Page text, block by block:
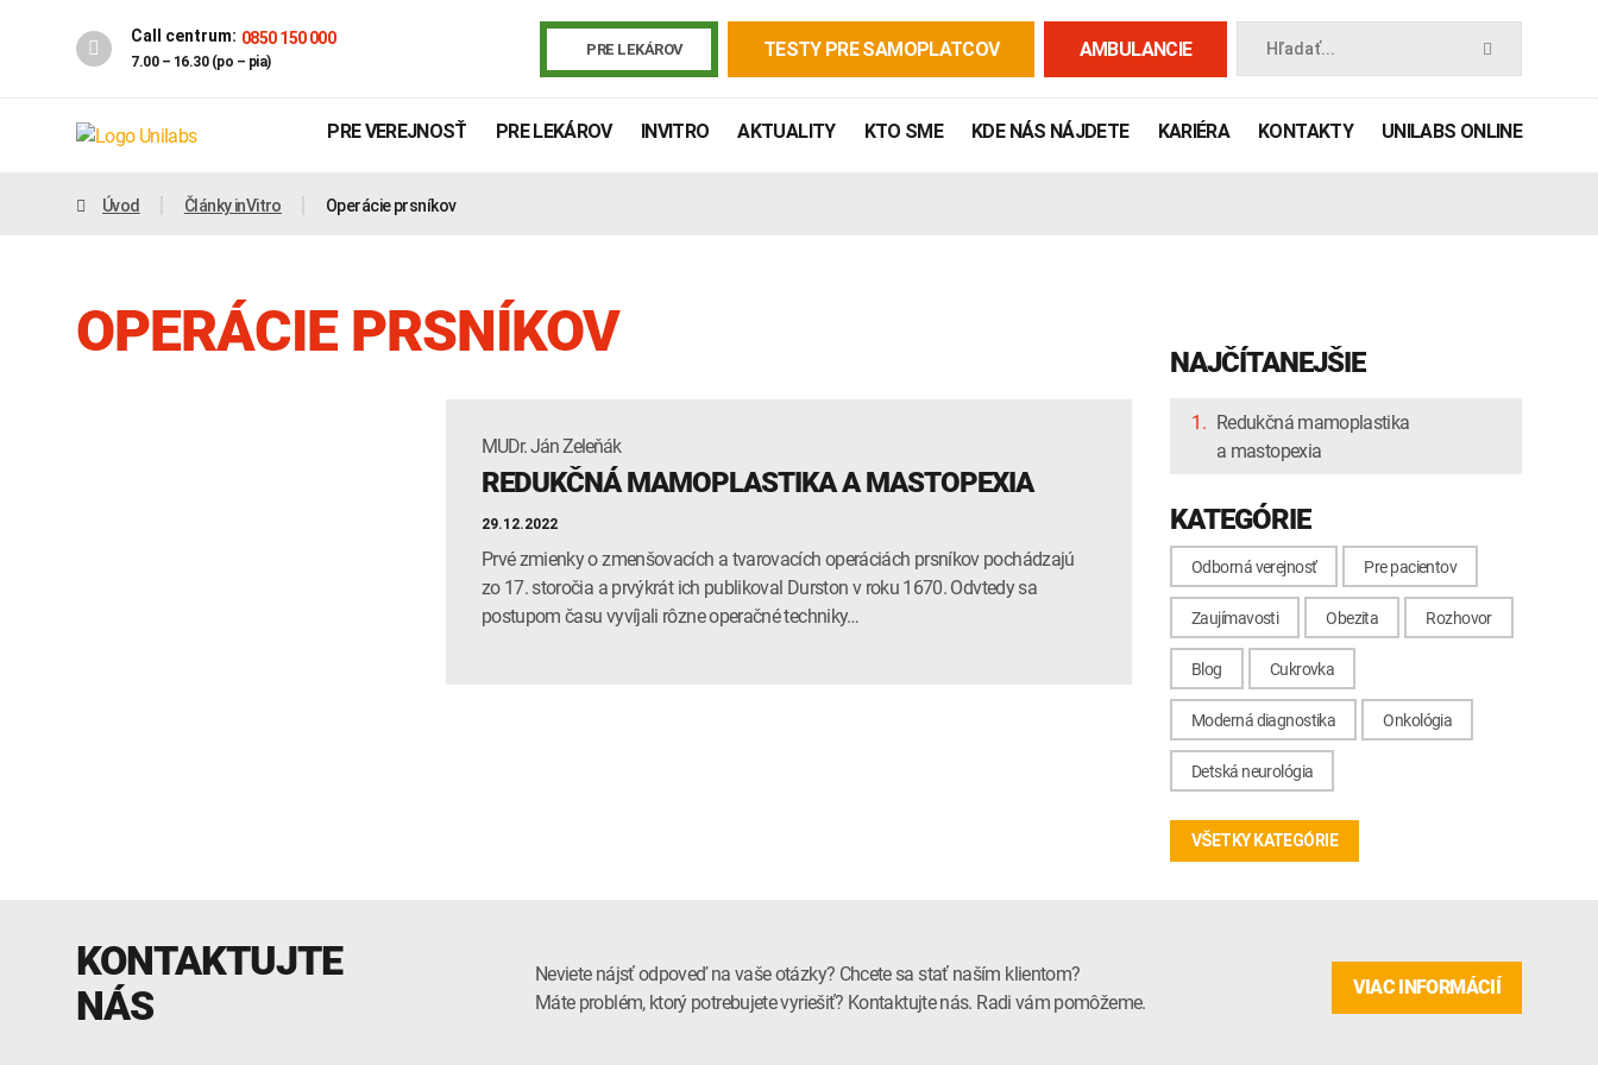
Call centrum: 0850 150 000
7.00 – 16.30 (po – pia)
PRE LEKÁROV TESTY PRE SAMOPLATCOV AMBULANCIE Hľadať...
Covid-19 Žiadanky a tlačivá
INTOLERANCIA POTRAVÍN Lymská borelióza Human papillomavirus (HPV)
PRE VEREJNOSŤ PRE LEKÁROV INVITRO AKTUALITY KTO SME KDE NÁS NÁJDETE KARIÉRA KONTAKTY UNILABS ONLINE
Úvod Články inVitro Operácie prsníkov
OPERÁCIE PRSNÍKOV
MUDr. Ján Zeleňák
REDUKČNÁ MAMOPLASTIKA A MASTOPEXIA
29.12.2022
Prvé zmienky o zmenšovacích a tvarovacích operáciách prsníkov pochádzajú
zo 17. storočia a prvýkrát ich publikoval Durston v roku 1670. Odvtedy sa
postupom času vyvíjali rôzne operačné techniky…
NAJČÍTANEJŠIE
1. Redukčná mamoplastika
a mastopexia
KATEGÓRIE
Odborná verejnosť Pre pacientov
Zaujímavosti Obezita Rozhovor
Blog Cukrovka
Moderná diagnostika Onkológia
Detská neurológia
VŠETKY KATEGÓRIE
KONTAKTUJTE
NÁS
Neviete nájsť odpoveď na vaše otázky? Chcete sa stať naším klientom?
Máte problém, ktorý potrebujete vyriešiť? Kontaktujte nás. Radi vám pomôžeme.
VIAC INFORMÁCIÍ